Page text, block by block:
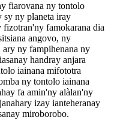
fiarovana ny tontolo
sy ny planeta iray
famokarana dia
angovo, ny
ny fampihenana ny
handray anjara
iainana mifototra
ny tontolo iainana
fa amin'ny alàlan'ny
izay ianteheranay
miroborobo.